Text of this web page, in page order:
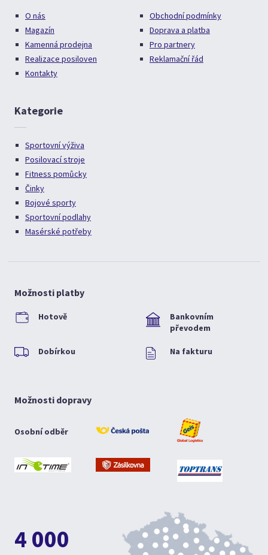
O nás
Magazín
Kamenná prodejna
Realizace posiloven
Kontakty
Obchodní podmínky
Doprava a platba
Pro partnery
Reklamační řád
Kategorie
Sportovní výživa
Posilovací stroje
Fitness pomůcky
Činky
Bojové sporty
Sportovní podlahy
Masérské potřeby
Možnosti platby
Hotově
Bankovním
převodem
Dobírkou Na fakturu
Možnosti dopravy
Osobní odběr
4 000